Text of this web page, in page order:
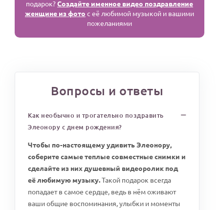
подарок?Создайте именное видео поздравление
женщине из фото с её любимой музыкой и вашими
пожеланиями
Вопросы и ответы
Как необычно и трогательно поздравить
Элеонору с днем рождения?
Чтобы по-настоящему удивить Элеонору,
соберите самые теплые совместные снимки и
сделайте из них душевный видеоролик под
её любимую музыку.Такой подарок всегда
попадает в самое сердце, ведь в нём оживают
ваши общие воспоминания, улыбки и моменты